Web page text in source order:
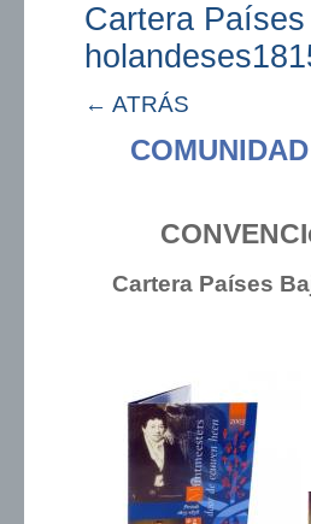
Cartera
← ATRÁS
Cartera Países